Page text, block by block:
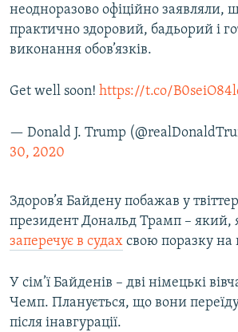
неодноразово офіційно заявляли,
практично здоровий, бадьорий і
виконання обов’язків.
Get well soon! https://t.co/
— Donald J. Trump
30, 2020
Здоров’я Байдену побажав у
президент Дональд Трамп – який,
заперечує в судах свою поразку на
У сім’ї Байденів – дві німецькі
Чемп. Планується, що вони
після інавгурації.